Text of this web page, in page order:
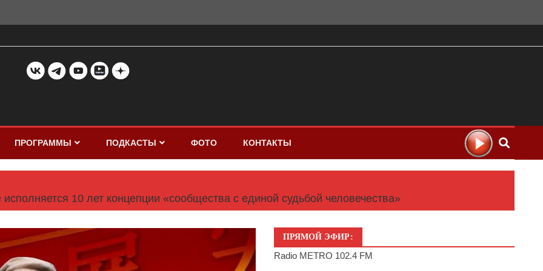
ПРОГРАММЫ ПОДКАСТЫ ФОТО КОНТАКТЫ
10 лет концепции «сообщества с единой судьбой человечества»
ПРЯМОЙ ЭФИР:
Radio METRO 102.4 FM